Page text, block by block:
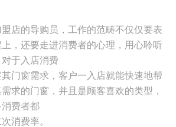
的导购员，工作的范畴不仅仅要表
，还要走进消费者的心理，用心聆听
于入店消费
门窗需求，客户一入店就能快速地帮
求的门窗，并且是顾客喜欢的类型，
费者都
消费率。